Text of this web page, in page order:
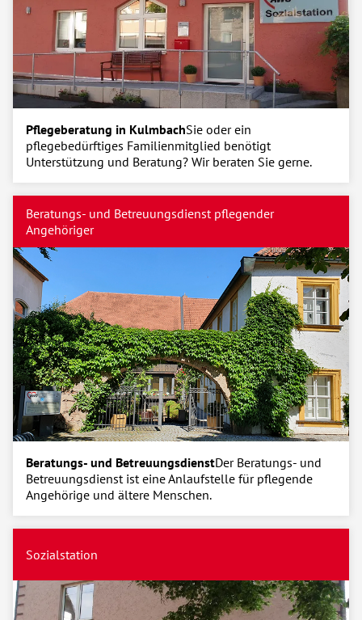
Pflegeberatung in KulmbachSie oder ein
pflegebedürftiges Familienmitglied benötigt
Unterstützung und Beratung? Wir beraten Sie gerne.
Beratungs- und Betreuungsdienst pflegender
Angehöriger
Beratungs- und BetreuungsdienstDer Beratungs- und
Betreuungsdienst ist eine Anlaufstelle für pflegende
Angehörige und ältere Menschen.
Sozialstation